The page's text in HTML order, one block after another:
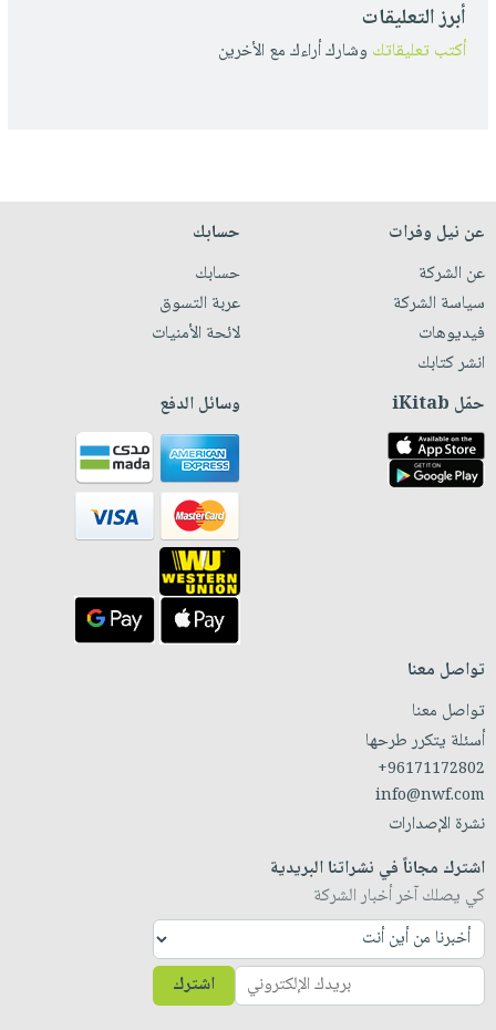
أبرز التعليقات
أكتب تعليقاتك وشارك أراءك مع الأخرين
عن نيل وفرات
عن الشركة
سياسة الشركة
فيديوهات
انشر كتابك
حسابك
حسابك
عربة التسوق
لائحة الأمنيات
حمّل iKitab وسائل الدفع
تواصل معنا
تواصل معنا
أسئلة يتكرر طرحها
+96171172802
info@nwf.com
نشرة الإصدارات
اشترك مجاناً في نشراتنا البريدية
كي يصلك آخر أخبار الشركة
اشترك